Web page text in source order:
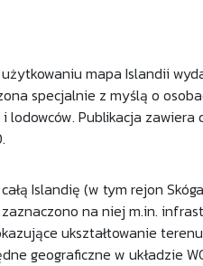
mapa Islandii
specjalnie z myślą o
lodowców. Publikacja
Islandię (w tym rejon
na niej m.in.
ukształtowanie
geograficzne w układzie